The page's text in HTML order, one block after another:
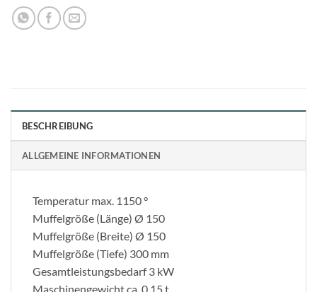
BESCHREIBUNG
ALLGEMEINE INFORMATIONEN
Temperatur max. 1150 °
Muffelgröße (Länge) Ø 150
Muffelgröße (Breite) Ø 150
Muffelgröße (Tiefe) 300 mm
Gesamtleistungsbedarf 3 kW
Maschinengewicht ca. 0,15 t